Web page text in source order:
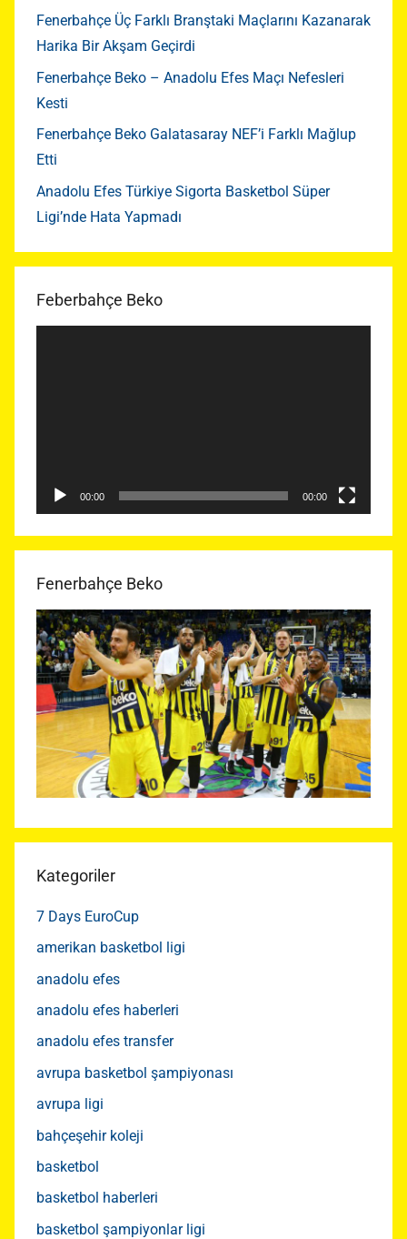
Fenerbahçe Üç Farklı Branştaki Maçlarını Kazanarak
Harika Bir Akşam Geçirdi
Fenerbahçe Beko – Anadolu Efes Maçı Nefesleri
Kesti
Fenerbahçe Beko Galatasaray NEF’i Farklı Mağlup
Etti
Anadolu Efes Türkiye Sigorta Basketbol Süper
Ligi’nde Hata Yapmadı
Feberbahçe Beko
00:00 00:00
Fenerbahçe Beko
Kategoriler
7 Days EuroCup
amerikan basketbol ligi
anadolu efes
anadolu efes haberleri
anadolu efes transfer
avrupa basketbol şampiyonası
avrupa ligi
bahçeşehir koleji
basketbol
basketbol haberleri
basketbol şampiyonlar ligi